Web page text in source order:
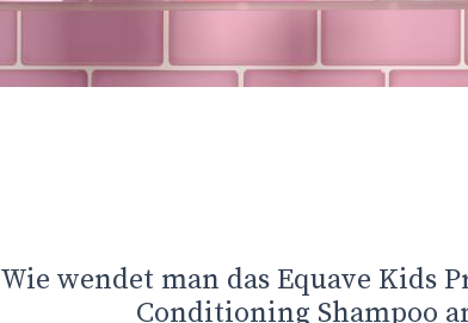
Wie wendet man das Equave Kids
Conditioning Shampoo